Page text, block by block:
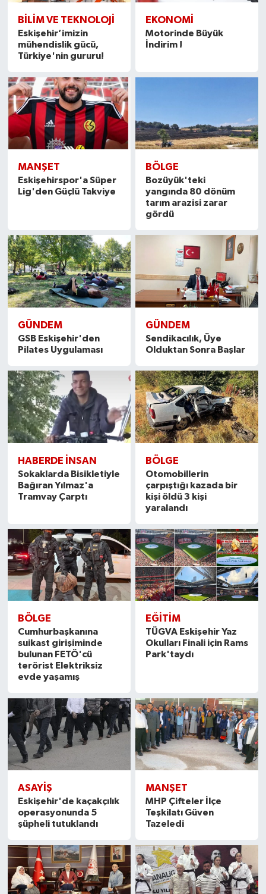
BİLİM VE TEKNOLOJİ
Eskişehir’imizin
mühendislik gücü,
Türkiye'nin gururu!
EKONOMI
Motorinde Büyük
İndirim !
MANŞET
Eskişehirspor'a Süper
Lig'den Güçlü Takviye
BÖLGE
Bozüyük'teki
yangında 80 dönüm
tarım arazisi zarar
gördü
GÜNDEM
GSB Eskişehir'den
Pilates Uygulaması
GÜNDEM
Sendikacılık, Üye
Olduktan Sonra Başlar
HABERDE İNSAN
Sokaklarda Bisikletiyle
Bağıran Yılmaz'a
Tramvay Çarptı
BÖLGE
Otomobillerin
çarpıştığı kazada bir
kişi öldü 3 kişi
yaralandı
BÖLGE
Cumhurbaşkanına
suikast girişiminde
bulunan FETÖ'cü
terörist Elektriksiz
evde yaşamış
EĞİTİM
TÜGVA Eskişehir Yaz
Okulları Finali için Rams
Park'taydı
ASAYIŞ
Eskişehir'de kaçakçılık
operasyonunda 5
şüpheli tutuklandı
MANŞET
MHP Çifteler İlçe
Teşkilatı Güven
Tazeledi